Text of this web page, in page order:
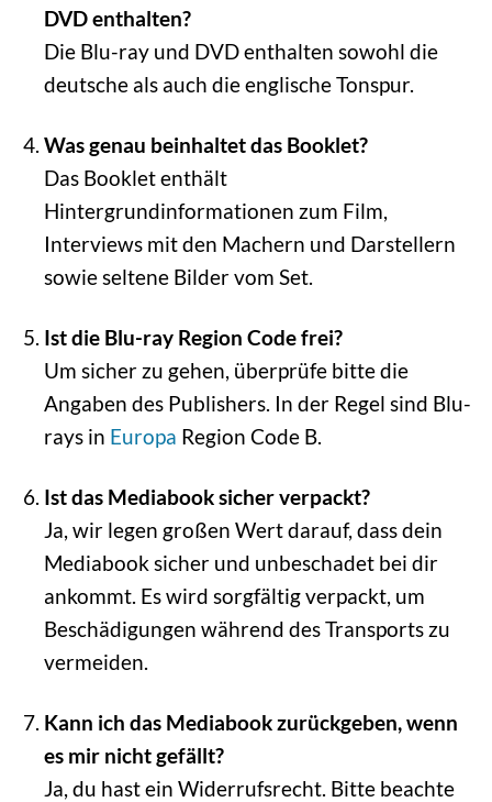
DVD enthalten?
Die Blu-ray und DVD enthalten sowohl die
deutsche als auch die englische Tonspur.
Was genau beinhaltet das Booklet?
Das Booklet enthält
Hintergrundinformationen zum Film,
Interviews mit den Machern und Darstellern
sowie seltene Bilder vom Set.
Ist die Blu-ray Region Code frei?
Um sicher zu gehen, überprüfe bitte die
Angaben des Publishers. In der Regel sind Blu-
rays in Europa Region Code B.
Ist das Mediabook sicher verpackt?
Ja, wir legen großen Wert darauf, dass dein
Mediabook sicher und unbeschadet bei dir
ankommt. Es wird sorgfältig verpackt, um
Beschädigungen während des Transports zu
vermeiden.
Kann ich das Mediabook zurückgeben, wenn
es mir nicht gefällt?
Ja, du hast ein Widerrufsrecht. Bitte beachte